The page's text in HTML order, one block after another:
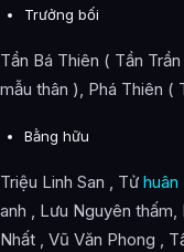
Trưởng bối
Tần Bá Thiên ( Tần
mẫu thân ), Phá Thiên (
Bằng hữu
Triệu Linh San , Tử huân
anh , Lưu Nguyên thấm,
Nhất , Vũ Văn Phong ,